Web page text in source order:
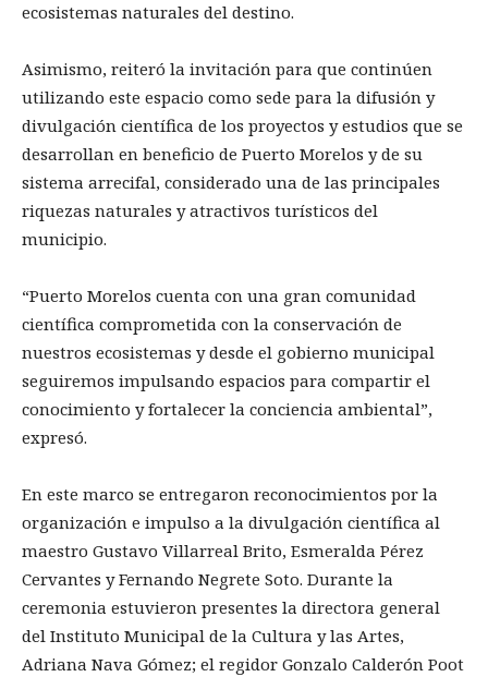
ecosistemas naturales del destino.
Asimismo, reiteró la invitación para que continúen
utilizando este espacio como sede para la difusión y
divulgación científica de los proyectos y estudios que se
desarrollan en beneficio de Puerto Morelos y de su
sistema arrecifal, considerado una de las principales
riquezas naturales y atractivos turísticos del
municipio.
“Puerto Morelos cuenta con una gran comunidad
científica comprometida con la conservación de
nuestros ecosistemas y desde el gobierno municipal
seguiremos impulsando espacios para compartir el
conocimiento y fortalecer la conciencia ambiental”,
expresó.
En este marco se entregaron reconocimientos por la
organización e impulso a la divulgación científica al
maestro Gustavo Villarreal Brito, Esmeralda Pérez
Cervantes y Fernando Negrete Soto. Durante la
ceremonia estuvieron presentes la directora general
del Instituto Municipal de la Cultura y las Artes,
Adriana Nava Gómez; el regidor Gonzalo Calderón Poot